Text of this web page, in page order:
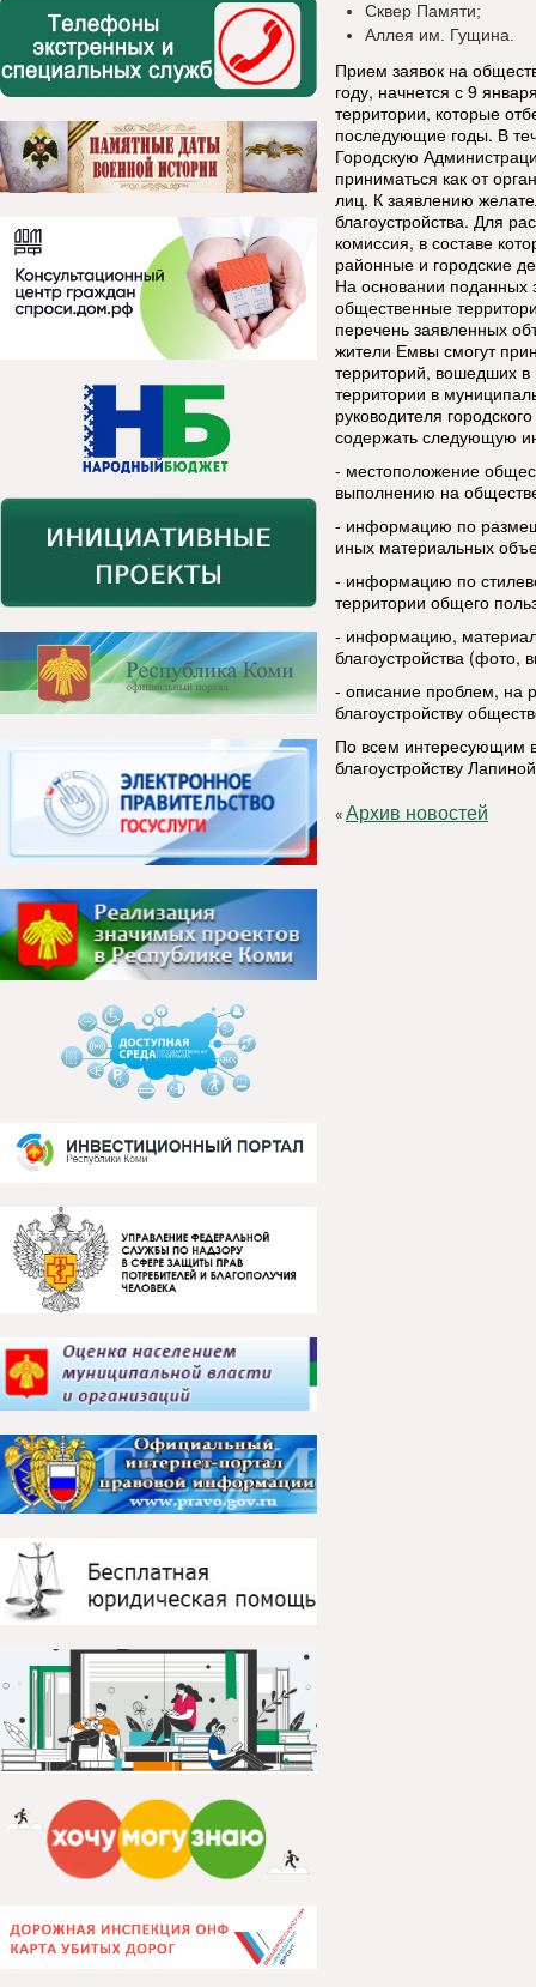
Сквер Памяти;
Аллея им. Гущина.
Прием заявок на
году, начнется с 9
территории, которые
последующие годы. В
Городскую
приниматься как от
лиц. К заявлению
благоустройства. Для
комиссия, в составе
районные и городские
На основании поданных
общественные
перечень заявленных
жители Емвы смогут
территорий, вошедших
территории в
руководителя
содержать следующую
- местоположение
выполнению на
- информацию по
иных материальных
- информацию по
территории общего
- информацию,
благоустройства (фото,
- описание проблем, на
благоустройству
По всем интересующим
благоустройству
«Архив новостей